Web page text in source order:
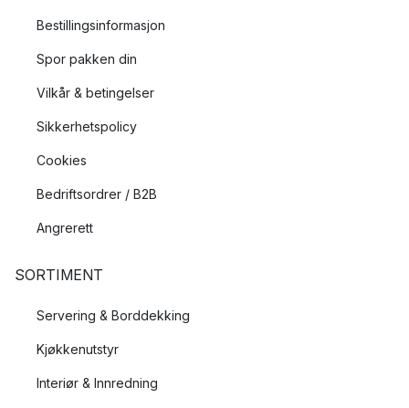
Bestillingsinformasjon
Spor pakken din
Vilkår & betingelser
Sikkerhetspolicy
Cookies
Bedriftsordrer / B2B
Angrerett
SORTIMENT
Servering & Borddekking
Kjøkkenutstyr
Interiør & Innredning